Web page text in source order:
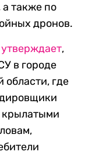
а также по
дронов.
утверждает,
в городе
области, где
крылатыми